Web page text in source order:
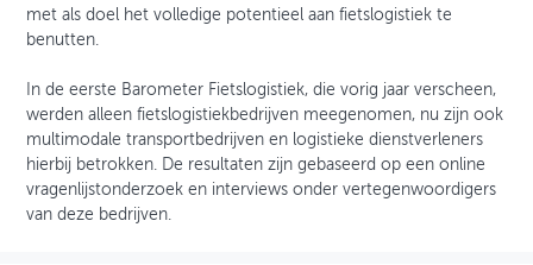
met als doel het volledige potentieel aan fietslogistiek te
benutten.
In de eerste Barometer Fietslogistiek, die vorig jaar verscheen,
werden alleen fietslogistiekbedrijven meegenomen, nu zijn ook
multimodale transportbedrijven en logistieke dienstverleners
hierbij betrokken. De resultaten zijn gebaseerd op een online
vragenlijstonderzoek en interviews onder vertegenwoordigers
van deze bedrijven.